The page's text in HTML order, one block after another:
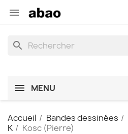

search
MENU
Accueil Bandes dessinées
K
Kosc (Pierre)